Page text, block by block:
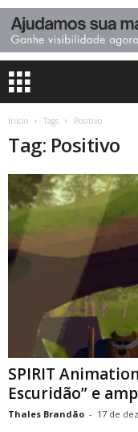
Início Tags Positivo
Tag: Positivo
SPIRIT
Escuridão” e
Thales Brandão - 17 de